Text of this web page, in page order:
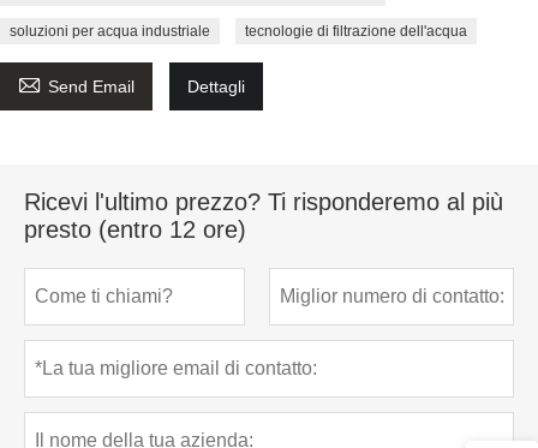
soluzioni per acqua industriale tecnologie di filtrazione dell'acqua
 Send Email Dettagli
Ricevi l'ultimo prezzo? Ti risponderemo al più
presto (entro 12 ore)